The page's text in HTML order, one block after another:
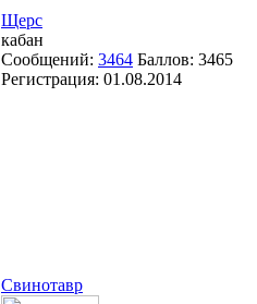
Щерс
кабан
Сообщений: 3464 Баллов: 3465
Регистрация: 01.08.2014
Свинотавр